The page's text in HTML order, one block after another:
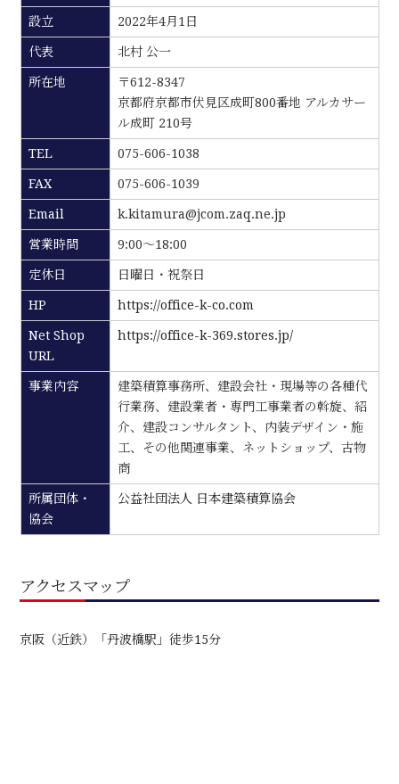
設立 2022年4月1日
代表 北村 公一
所在地
〒612-8347
京都府京都市伏見区成町800番地 アルカサー
ル成町 210号
TEL 075-606-1038
FAX 075-606-1039
Email k.kitamura@jcom.zaq.ne.jp
営業時間 9:00～18:00
定休日 日曜日・祝祭日
HP https://office-k-co.com
Net Shop
URL
https://office-k-369.stores.jp/
事業内容
建築積算事務所、建設会社・現場等の各種代
行業務、建設業者・専門工事業者の斡旋、紹
介、建設コンサルタント、内装デザイン・施
工、その他関連事業、ネットショップ、古物
商
所属団体・
協会
公益社団法人 日本建築積算協会
アクセスマップ
京阪（近鉄）「丹波橋駅」徒歩15分